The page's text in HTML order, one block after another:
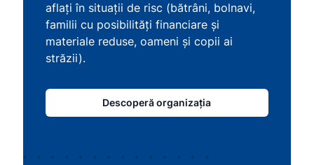
aflați în situații de risc (bătrâni, bolnavi,
familii cu posibilități financiare și
materiale reduse, oameni și copii ai
străzii).
Descoperă organizația